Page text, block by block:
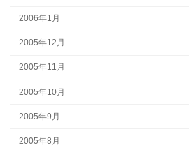
2006年1月
2005年12月
2005年11月
2005年10月
2005年9月
2005年8月